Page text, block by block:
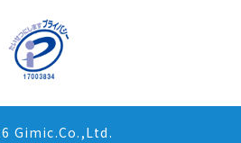
Gimic.Co.,Ltd.